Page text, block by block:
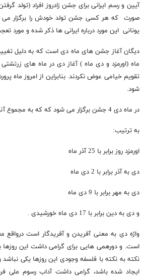
آیین و رسم ایرانی برای جشن زادروز افراد (تولد
صورت که هر کسی جشن تولد خودش را برگزار می
یونانی این مورد درباره ایرانی ها ذکر شده و مورد
ماه (اورمزد و دی ماه ) آغاز دی در ماه های زرتشتی
تقویم خیامی عوض نکردند. بنابراین از امروز ماه
شود.
در ماه دی 4 جشن برگزار می شود که که به مجموع آنها دیگان می گویند.
به ترتیب:
اورمزد روز برابر با 25 آذر ماه
دی به آذر برابر با 2 دی ماه
دی به مهر برابر با 9 دی ماه
و دی به دین برابر با 17 دی ماه خورشیدی .
واژه دی به معنی آفریدن و آفریدگار است درواقع
است. و دورهمی هایی برای گرامی داشت این روزها
نکته به نکته با فلسفه وجودی این روزها یکی نباشد و
ایجاد شده باشد، گرامی داشت آداب رسوم ملی